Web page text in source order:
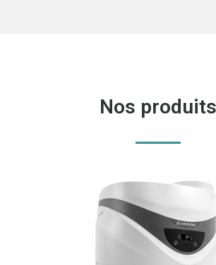
Nos produits